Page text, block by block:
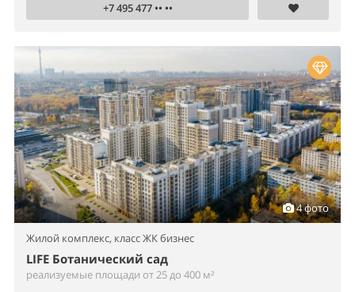
+7 495 477 •• ••
4 фото
Жилой комплекс, класс ЖК бизнес
LIFE Ботанический сад
реализуемые площади от 25 до 400 м²